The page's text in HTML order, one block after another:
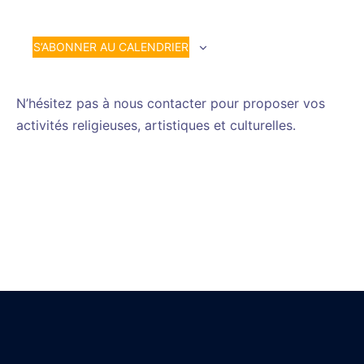
S’ABONNER AU CALENDRIER
N’hésitez pas à nous contacter pour proposer vos
activités religieuses, artistiques et culturelles.